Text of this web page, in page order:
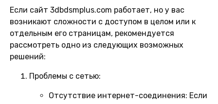
Если сайт 3dbdsmplus.com работает, но у вас
возникают сложности с доступом в целом или к
отдельным его страницам, рекомендуется
рассмотреть одно из следующих возможных
решений:
Проблемы с сетью:
Отсутствие интернет-соединения: Если